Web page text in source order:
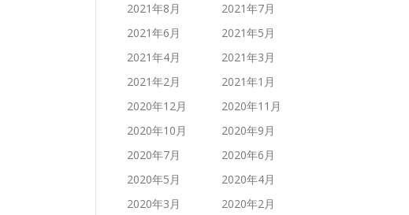
2021年8月
2021年7月
2021年6月
2021年5月
2021年4月
2021年3月
2021年2月
2021年1月
2020年12月
2020年11月
2020年10月
2020年9月
2020年7月
2020年6月
2020年5月
2020年4月
2020年3月
2020年2月